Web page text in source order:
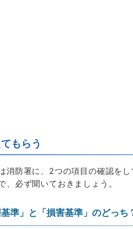
もらう
消防署に、2つの項目の確認を
、必ず聞いておきましょう。
準」と「損害基準」のどっち